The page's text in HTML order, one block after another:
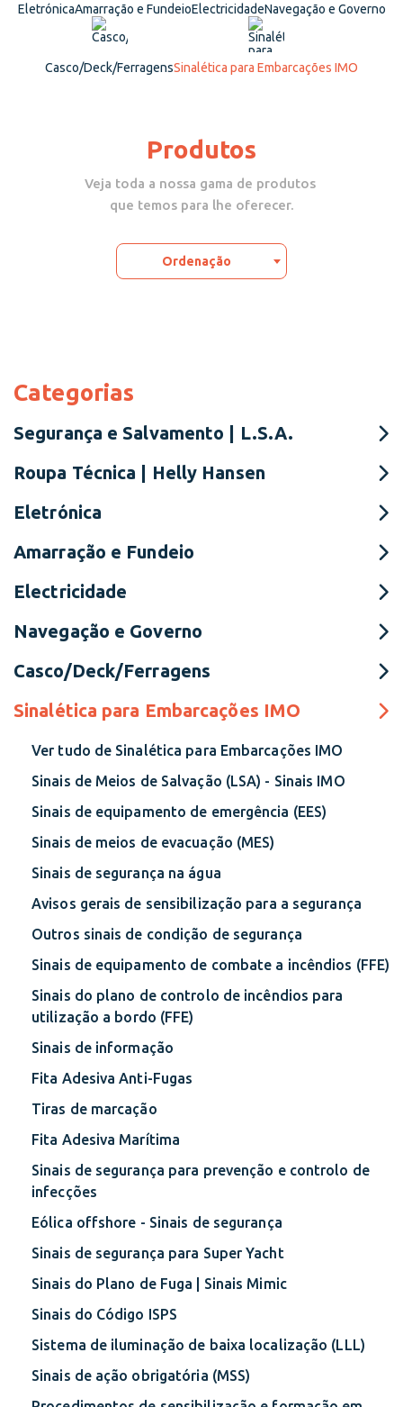
EletrónicaAmarração e FundeioElectricidadeNavegação e Governo
Casco/Deck/FerragensSinalética para Embarcações IMO
Produtos
Veja toda a nossa gama de produtos
que temos para lhe oferecer.
Ordenação
Categorias
Segurança e Salvamento | L.S.A.
Roupa Técnica | Helly Hansen
Eletrónica
Amarração e Fundeio
Electricidade
Navegação e Governo
Casco/Deck/Ferragens
Sinalética para Embarcações IMO
Ver tudo de Sinalética para Embarcações IMO
Sinais de Meios de Salvação (LSA) - Sinais IMO
Sinais de equipamento de emergência (EES)
Sinais de meios de evacuação (MES)
Sinais de segurança na água
Avisos gerais de sensibilização para a segurança
Outros sinais de condição de segurança
Sinais de equipamento de combate a incêndios (FFE)
Sinais do plano de controlo de incêndios para
utilização a bordo (FFE)
Sinais de informação
Fita Adesiva Anti-Fugas
Tiras de marcação
Fita Adesiva Marítima
Sinais de segurança para prevenção e controlo de
infecções
Eólica offshore - Sinais de segurança
Sinais de segurança para Super Yacht
Sinais do Plano de Fuga | Sinais Mimic
Sinais do Código ISPS
Sistema de iluminação de baixa localização (LLL)
Sinais de ação obrigatória (MSS)